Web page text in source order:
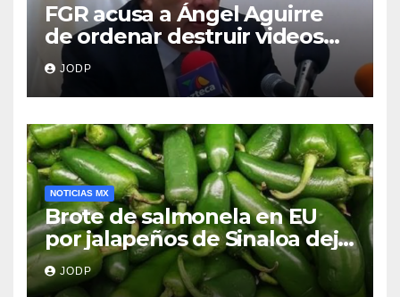
FGR acusa a Ángel Aguirre
de ordenar destruir videos
clave del caso Ayotzinapa
JODP
NOTICIAS MX
Brote de salmonela en EU
por jalapeños de Sinaloa deja
345 enfermos y 36
hospitalizados
JODP